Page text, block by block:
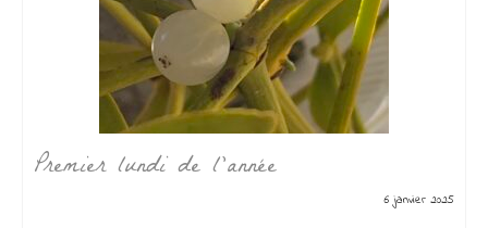
Premier lundi de l’année
6 janvier 2025